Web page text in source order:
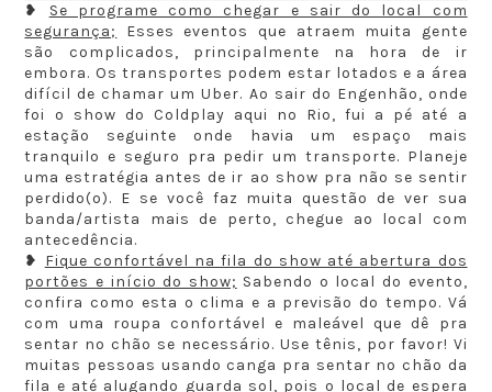
❥ Se programe como chegar e sair do local com
segurança;
Esses eventos que atraem muita gente
são complicados, principalmente na hora de ir
embora. Os transportes podem estar lotados e a área
difícil de chamar um Uber. Ao sair do Engenhão, onde
foi o show do Coldplay aqui no Rio, fui a pé até a
estação seguinte onde havia um espaço mais
tranquilo e seguro pra pedir um transporte. Planeje
uma estratégia antes de ir ao show pra não se sentir
perdido(o). E se você faz muita questão de ver sua
banda/artista mais de perto, chegue ao local com
antecedência.
❥ Fique confortável na fila do show até abertura dos
portões e início do show; Sabendo o local do evento,
confira como esta o clima e a previsão do tempo. Vá
com uma roupa confortável e maleável que dê pra
sentar no chão se necessário. Use tênis, por favor! Vi
muitas pessoas usando canga pra sentar no chão da
fila e até alugando guarda sol, pois o local de espera